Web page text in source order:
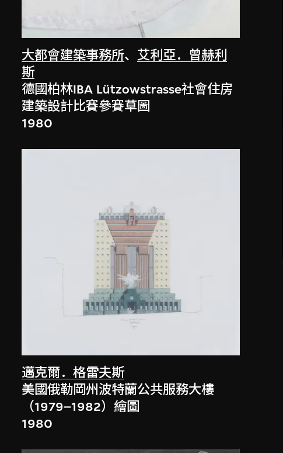
大都會建築事務所、艾利亞．曾赫利
斯
德國柏林IBA Lützowstrasse社會住房
建築設計比賽參賽草圖
1980
邁克爾．格雷夫斯
美國俄勒岡州波特蘭公共服務大樓
（1979–1982）繪圖
1980